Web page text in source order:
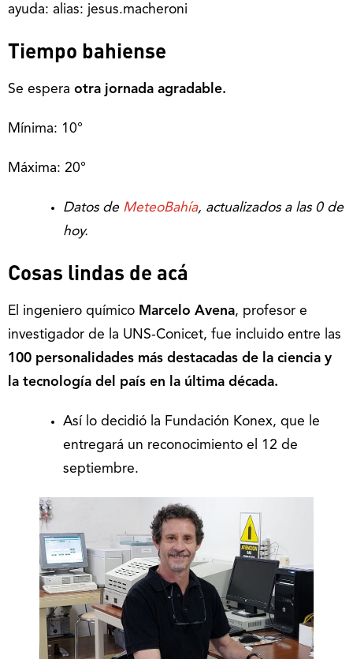
ayuda: alias: jesus.macheroni
Tiempo bahiense
Se espera otra jornada agradable.
Mínima: 10°
Máxima: 20°
Datos deMeteoBahía, actualizados a las 0 de
hoy.
Cosas lindas de acá
El ingeniero químico Marcelo Avena, profesor e
investigador de la UNS-Conicet, fue incluido entre las
100 personalidades más destacadas de la ciencia y
la tecnología del país en la última década.
Así lo decidió la Fundación Konex, que le
entregará un reconocimiento el 12 de
septiembre.